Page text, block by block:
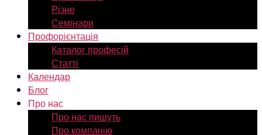
Різне
Семінари
Профорієнтація
Каталог професій
Статті
Календар
Блог
Про нас
Про нас пишуть
Про компанію